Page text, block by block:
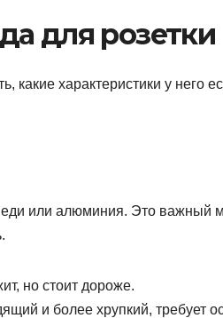
для розетки
характеристики у него
или алюминия. Это важный
но стоит дороже.
и более хрупкий, требует